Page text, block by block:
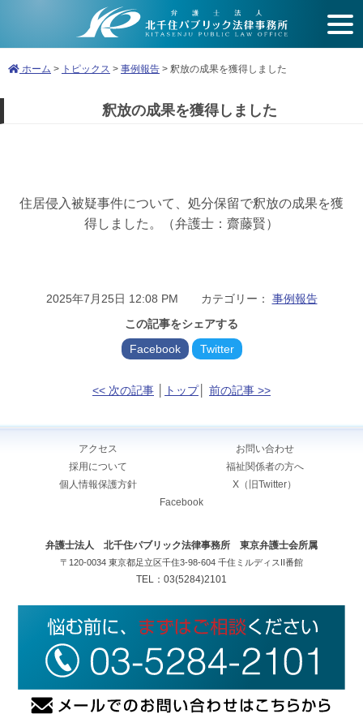
開
く
ホーム > トピックス > 事例報告 > 釈放の成果を獲得しました
釈放の成果を獲得しました
住居侵入被疑事件について、処分保留で釈放の成果を獲
得しました。（弁護士：齋藤賢）
2025年7月25日 12:08 PM カテゴリー： 事例報告
この記事をシェアする
Facebook
Twitter
<< 次の記事 トップ│ 前の記事 >>
アクセス
お問い合わせ
採用について
福祉関係者の方へ
個人情報保護方針
X（旧Twitter）
Facebook
弁護士法人 北千住パブリック法律事務所 東京弁護士会所属
〒120-0034 東京都足立区千住3-98-604 千住ミルディスII番館
TEL：03(5284)2101
copyright(C)2020 Kitasenjyu public law office. All rights reserved.